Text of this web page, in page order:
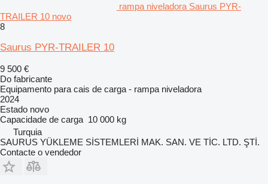
rampa niveladora Saurus PYR-
TRAILER 10 novo
8
Saurus PYR-TRAILER 10
9 500 €
Do fabricante
Equipamento para cais de carga - rampa niveladora
2024
Estado novo
Capacidade de carga 10 000 kg
Turquia
SAURUS YÜKLEME SİSTEMLERİ MAK. SAN. VE TİC. LTD. ŞTİ.
Contacte o vendedor